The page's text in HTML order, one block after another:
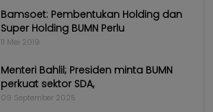
Bamsoet: Pembentukan Holding dan
Super Holding BUMN Perlu
11 Mei 2019
Menteri Bahlil; Presiden minta BUMN
perkuat sektor SDA,
09 September 2025